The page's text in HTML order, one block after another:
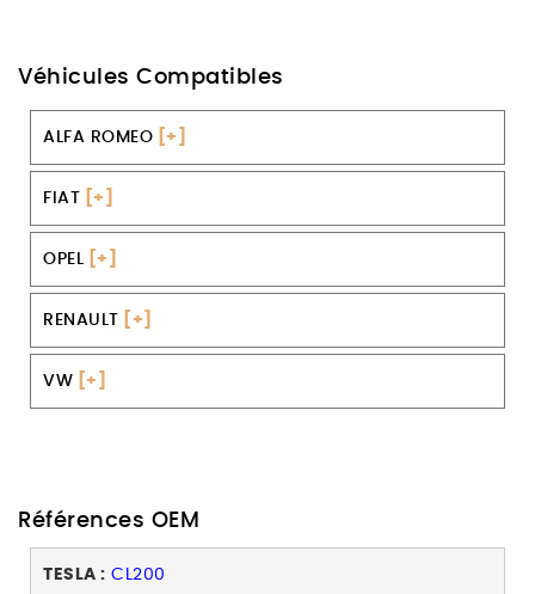
Véhicules Compatibles
ALFA ROMEO [+]
FIAT [+]
OPEL [+]
RENAULT [+]
VW [+]
Références OEM
TESLA : CL200